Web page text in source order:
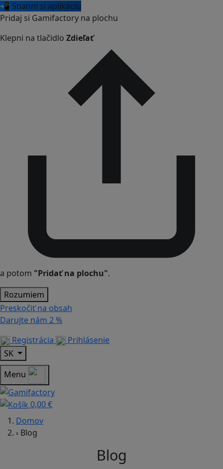
📲 Stiahni si aplikáciu
Pridaj si Gamifactory na plochu
Klepni na tlačidlo Zdieľať
a potom "Pridať na plochu".
Rozumiem
Preskočiť na obsah
Darujte nám 2 %
Registrácia
Prihlásenie
SK
Menu
0,00 €
Domov
› Blog
Blog